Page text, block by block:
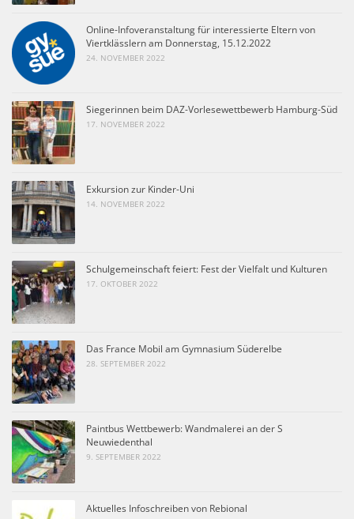
Online-Infoveranstaltung für interessierte Eltern von
Viertklässlern am Donnerstag, 15.12.2022
24. NOVEMBER 2022
Siegerinnen beim DAZ-Vorlesewettbewerb Hamburg-Süd
17. NOVEMBER 2022
Exkursion zur Kinder-Uni
14. NOVEMBER 2022
Schulgemeinschaft feiert: Fest der Vielfalt und Kulturen
17. OKTOBER 2022
Das France Mobil am Gymnasium Süderelbe
28. SEPTEMBER 2022
Paintbus Wettbewerb: Wandmalerei an der S
Neuwiedenthal
9. SEPTEMBER 2022
Aktuelles Infoschreiben von Rebional